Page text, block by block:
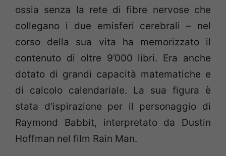
ossia senza la rete di fibre nervose che
collegano i due emisferi cerebrali – nel
corso della sua vita ha memorizzato il
contenuto di oltre 9’000 libri. Era anche
dotato di grandi capacità matematiche e
di calcolo calendariale. La sua figura è
stata d’ispirazione per il personaggio di
Raymond Babbit, interpretato da Dustin
Hoffman nel film Rain Man.